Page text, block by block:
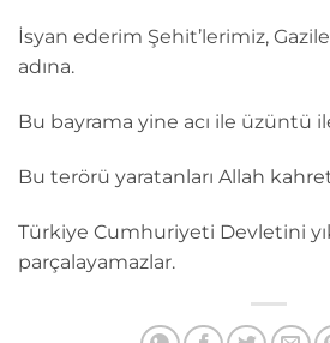
İsyan ederim Şehit’lerimiz,
adına.
Bu bayrama yine acı ile üzüntü
Bu terörü yaratanları Allah
Türkiye Cumhuriyeti Devletini
parçalayamazlar.